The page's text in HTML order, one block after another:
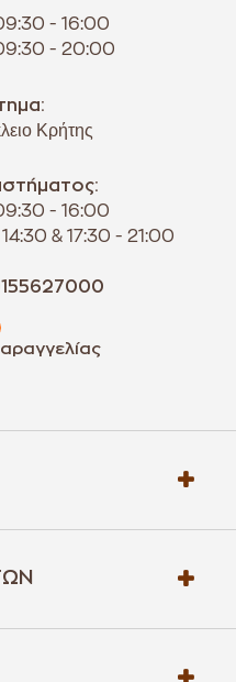
- 16:00
- 20:00
Κρήτης
- 16:00
& 17:30 - 21:00